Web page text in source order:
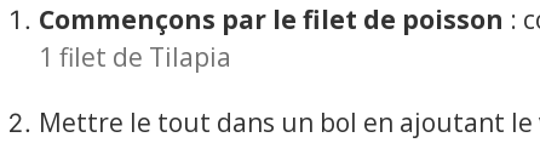
Commençons par le filet de poisson :
1 filet de Tilapia
Mettre le tout dans un bol en ajoutant le